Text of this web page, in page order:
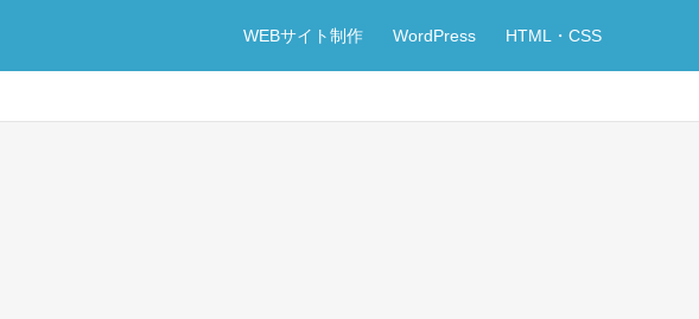
WEBサイト制作 WordPress HTML・CSS